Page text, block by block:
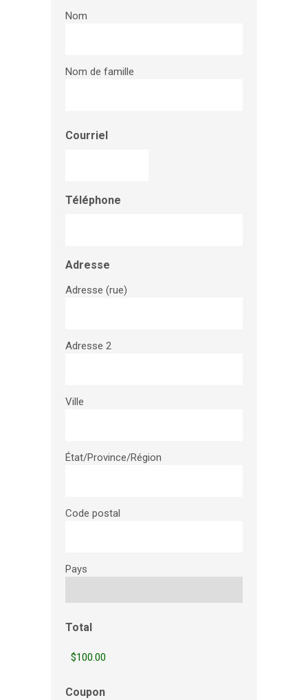
Nom
Nom de famille
Courriel
Téléphone
Adresse
Adresse (rue)
Adresse 2
Ville
État/Province/Région
Code postal
Pays
Total
Coupon